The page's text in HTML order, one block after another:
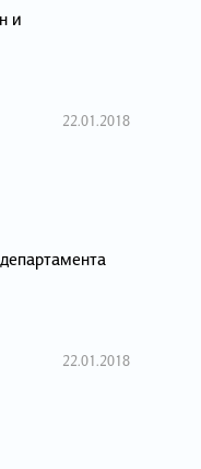
и
22.01.2018
22.01.2018